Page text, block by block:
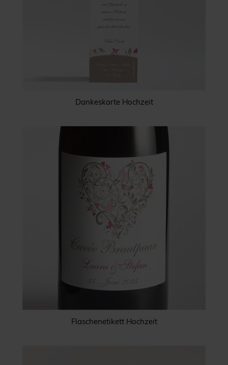
Dankeskarte Hochzeit
Flaschenetikett Hochzeit